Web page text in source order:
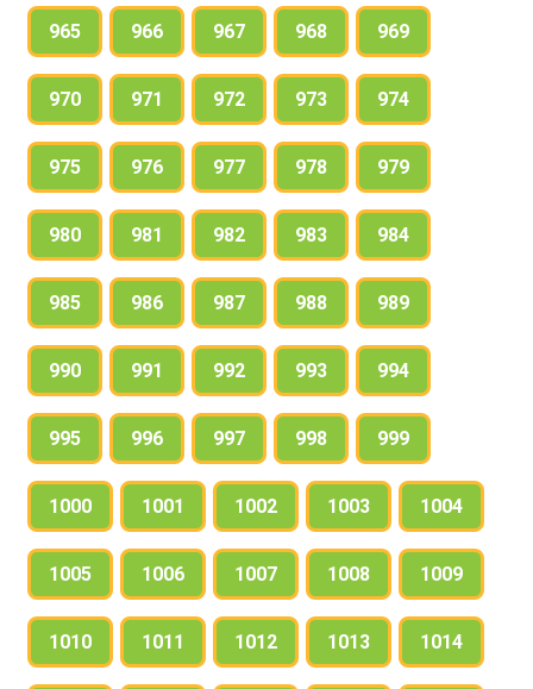
965 966 967 968 969
970 971 972 973 974
975 976 977 978 979
980 981 982 983 984
985 986 987 988 989
990 991 992 993 994
995 996 997 998 999
1000 1001 1002 1003 1004
1005 1006 1007 1008 1009
1010 1011 1012 1013 1014